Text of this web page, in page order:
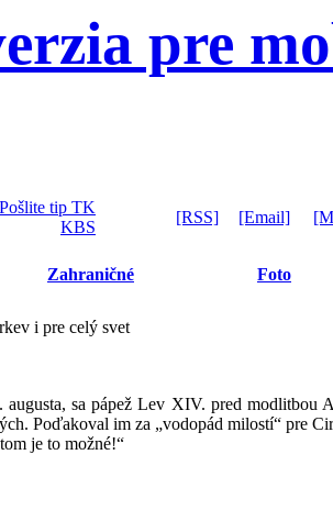
pre
Pošlite tip TK
KBS
[RSS] [Email]
Zahraničné Foto
i pre celý svet
sa pápež Lev XIV. pred
Poďakoval im za „vodopád milostí“ pre
je to možné!“